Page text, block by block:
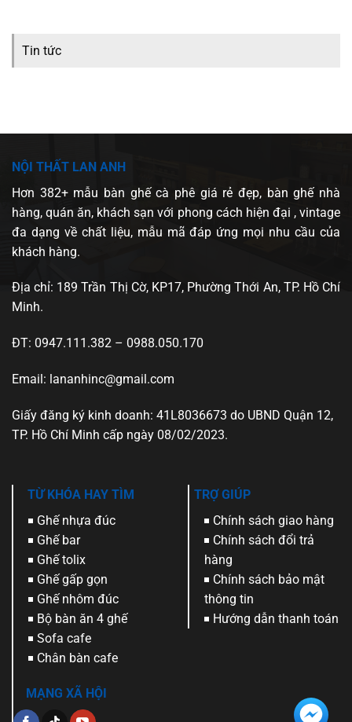
Tin tức
NỘI THẤT LAN ANH
Hơn 382+ mẫu bàn ghế cà phê giá rẻ đẹp, bàn ghế nhà
hàng, quán ăn, khách sạn với phong cách hiện đại , vintage
đa dạng về chất liệu, mẫu mã đáp ứng mọi nhu cầu của
khách hàng.
Địa chỉ: 189 Trần Thị Cờ, KP17, Phường Thới An, TP. Hồ Chí
Minh.
ĐT: 0947.111.382 – 0988.050.170
Email: lananhinc@gmail.com
Giấy đăng ký kinh doanh: 41L8036673 do UBND Quận 12,
TP. Hồ Chí Minh cấp ngày 08/02/2023.
TỪ KHÓA HAY TÌM
Ghế nhựa đúc
Ghế bar
Ghế tolix
Ghế gấp gọn
Ghế nhôm đúc
Bộ bàn ăn 4 ghế
Sofa cafe
Chân bàn cafe
MẠNG XÃ HỘI
TRỢ GIÚP
Chính sách giao hàng
Chính sách đổi trả
hàng
Chính sách bảo mật
thông tin
Hướng dẫn thanh toán